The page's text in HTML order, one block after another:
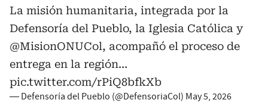
La misión humanitaria, integrada por la
Defensoría del Pueblo, la Iglesia Católica y
@MisionONUCol, acompañó el proceso de
entrega en la región…
pic.twitter.com/rPiQ8bfkXb
— Defensoría del Pueblo (@DefensoriaCol) May 5, 2026